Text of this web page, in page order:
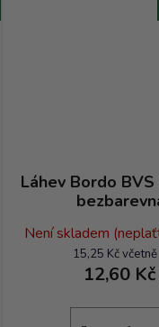
Láhev Bordo
Není skladem
15,25 Kč
12,60 Kč